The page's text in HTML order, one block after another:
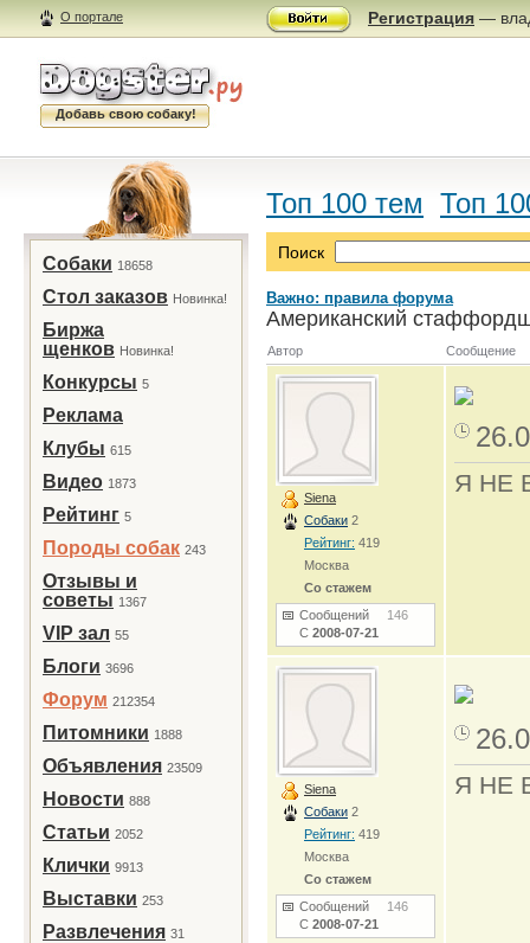
О портале Регистрация —
Добавь свою собаку!
Собаки 18658
Стол заказов Новинка!
Биржа
щенков Новинка!
Конкурсы 5
Реклама
Клубы 615
Видео 1873
Рейтинг 5
Породы собак 243
Отзывы и
советы 1367
VIP зал 55
Блоги 3696
Форум 212354
Питомники 1888
Объявления 23509
Новости 888
Статьи 2052
Клички 9913
Выставки 253
Развлечения 31
Топ 100 тем Топ
Поиск
Важно: правила форума
Американский
Автор Сообщение
Siena
Собаки 2
Рейтинг: 419
Москва
Со стажем
Сообщений 146
С 2008-07-21
Я НЕ
Siena
Собаки 2
Рейтинг: 419
Москва
Со стажем
Сообщений 146
С 2008-07-21
Я НЕ